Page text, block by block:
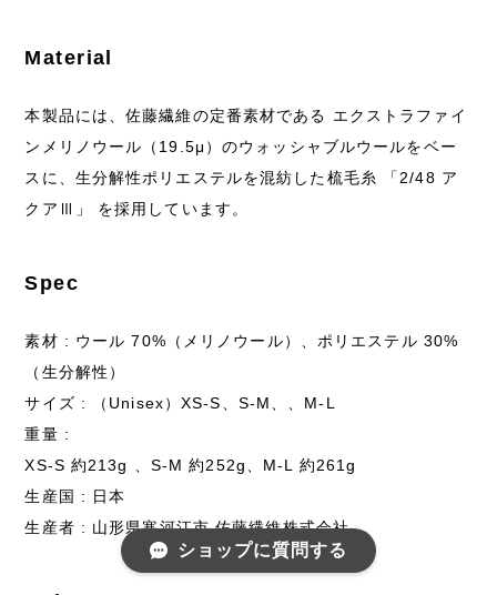
Material
本製品には、佐藤繊維の定番素材である エクストラファイ
ンメリノウール（19.5μ）のウォッシャブルウールをベー
スに、生分解性ポリエステルを混紡した梳毛糸 「2/48 ア
クアⅢ」 を採用しています。
Spec
素材 : ウール 70%（メリノウール）、ポリエステル 30%
（生分解性）
サイズ : （Unisex）XS-S、S-M、、M-L
重量 :
XS-S 約213g 、S-M 約252g、M-L 約261g
生産国 : 日本
生産者 : 山形県寒河江市 佐藤繊維株式会社
ショップに質問する